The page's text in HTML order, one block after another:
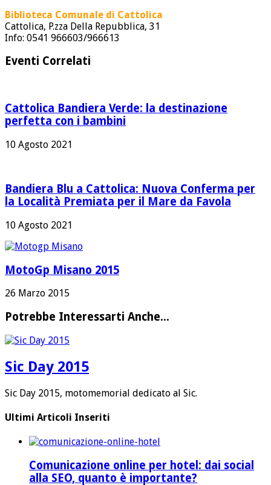
Biblioteca Comunale di Cattolica
Cattolica, P.zza Della Repubblica, 31
Info: 0541 966603/966613
Eventi Correlati
Cattolica Bandiera Verde: la destinazione
perfetta con i bambini
10 Agosto 2021
Bandiera Blu a Cattolica: Nuova Conferma per
la Località Premiata per il Mare da Favola
10 Agosto 2021
MotoGp Misano 2015
26 Marzo 2015
Potrebbe Interessarti Anche...
Sic Day 2015
Sic Day 2015, motomemorial dedicato al Sic.
Ultimi Articoli Inseriti
Comunicazione online per hotel: dai social
alla SEO, quanto è importante?